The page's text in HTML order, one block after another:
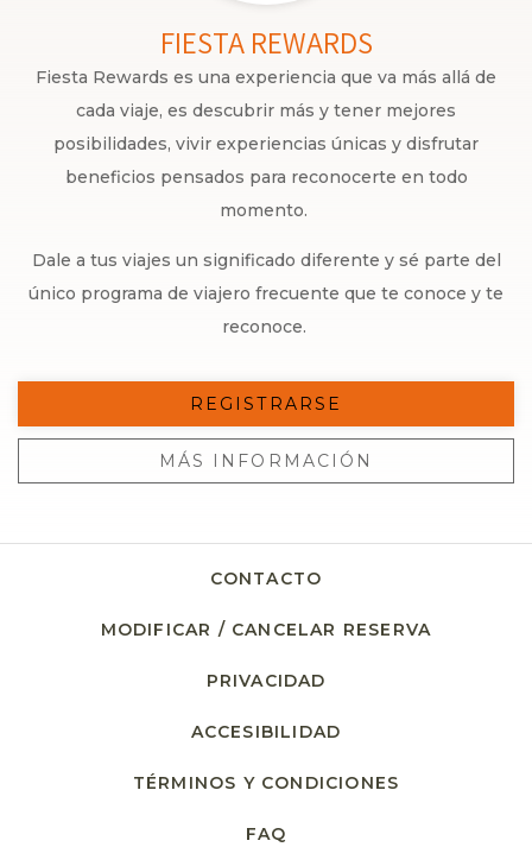
FIESTA REWARDS
Fiesta Rewards es una experiencia que va más allá de
cada viaje, es descubrir más y tener mejores
posibilidades, vivir experiencias únicas y disfrutar
beneficios pensados para reconocerte en todo
momento.
Dale a tus viajes un significado diferente y sé parte del
único programa de viajero frecuente que te conoce y te
reconoce.
REGISTRARSE
MÁS INFORMACIÓN
CONTACTO
MODIFICAR / CANCELAR RESERVA
PRIVACIDAD
ACCESIBILIDAD
TÉRMINOS Y CONDICIONES
FAQ